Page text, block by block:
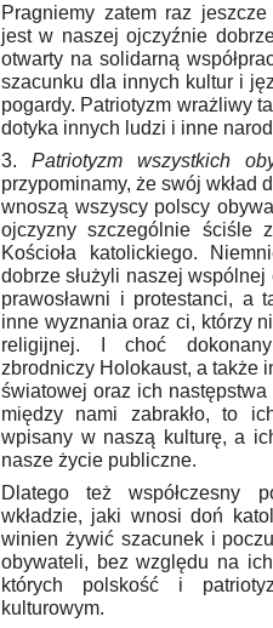
Pragniemy zatem raz
jest w naszej ojczyźnie
otwarty na solidarną
szacunku dla innych kultur i
pogardy. Patriotyzm wrażliwy
dotyka innych ludzi i inne
3. Patriotyzm wszystkich
przypominamy, że swój wkład
wnoszą wszyscy polscy
ojczyzny szczególnie ściśle
Kościoła katolickiego.
dobrze służyli naszej
prawosławni i protestanci, a
inne wyznania oraz ci, którzy
religijnej. I choć
zbrodniczy Holokaust, a także
światowej oraz ich
między nami zabrakło, to
wpisany w naszą kulturę, a
nasze życie publiczne.
Dlatego też współczesny
wkładzie, jaki wnosi doń
winien żywić szacunek i
obywateli, bez względu na
których polskość i
kulturowym.